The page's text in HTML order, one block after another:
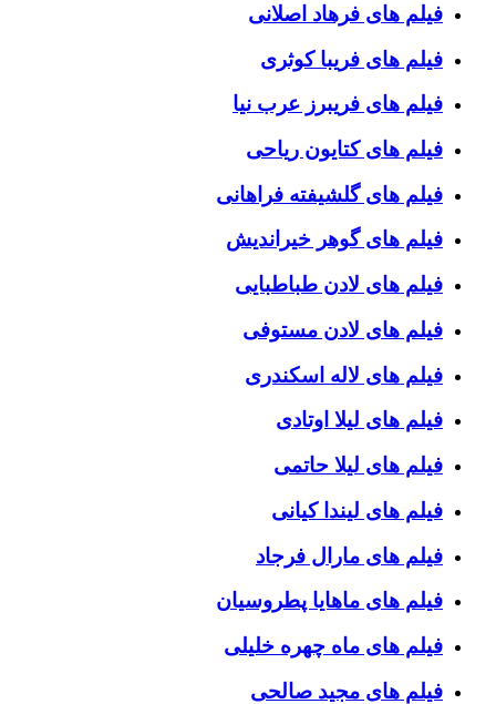
فیلم های فرهاد اصلانی
فیلم های فریبا کوثری
فیلم های فریبرز عرب نیا
فیلم های کتایون ریاحی
فیلم های گلشیفته فراهانی
فیلم های گوهر خیراندیش
فیلم های لادن طباطبایی
فیلم های لادن مستوفی
فیلم های لاله اسکندری
فیلم های لیلا اوتادی
فیلم های لیلا حاتمی
فیلم های لیندا کیانی
فیلم های مارال فرجاد
فیلم های ماهایا پطروسیان
فیلم های ماه چهره خلیلی
فیلم های مجید صالحی